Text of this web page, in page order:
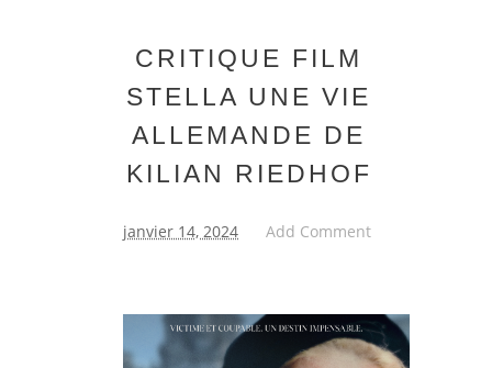
CRITIQUE FILM
STELLA UNE VIE
ALLEMANDE DE
KILIAN RIEDHOF
janvier 14, 2024 Add Comment